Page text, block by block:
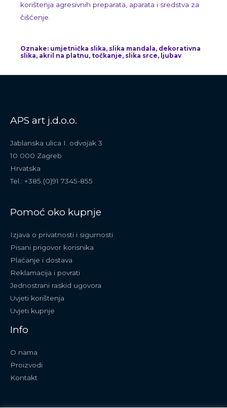
korištenja agresivnih preparata, aparata i sredstva za
čišćenje.
Oznake: umjetnička slika, slika mandala, dekorativna
slika, akril na platnu, točkanje, slika srce, ljubav
APS art j.d.o.o.
Jablanska ulica I. odvojak 3
10 000 Zagreb
Hrvatska
Tel.: +385 (0)91 7345-855
Pomoć oko kupnje
Izjava o privatnosti i sigurnosti
Pisani prigovor korisnika
Plaćanje i dostava
Reklamacija i povrati
Jednostrani raskid ugovora
Uvjeti korištenja
Uvjeti kupnje
Info
O nama
Proizvodi
Kontakt